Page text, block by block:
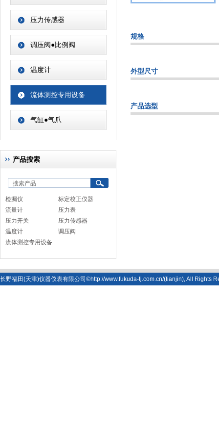
压力传感器
调压阀●比例阀
温度计
流体测控专用设备
气缸●气爪
产品搜索
检漏仪
标定校正仪器
流量计
压力表
压力开关
压力传感器
温度计
调压阀
流体测控专用设备
规格
外型尺寸
产品选型
长野福田(天津)仪器仪表有限公司©http://www.fukuda-tj.com.cn/(tianjin), All Rights